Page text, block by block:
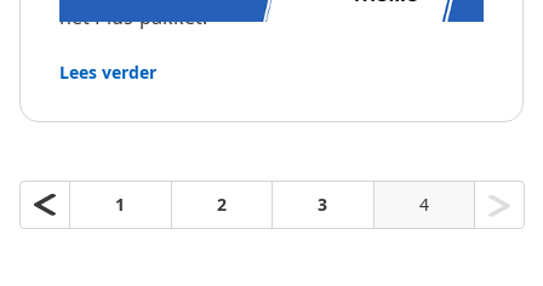
het Plus-pakket.
Lees verder
1 2 3 4